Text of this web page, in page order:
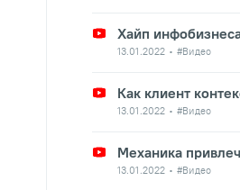
Хайп
13.01.2022 #Видео
Как клиент
13.01.2022 #Видео
Механика
13.01.2022 #Видео